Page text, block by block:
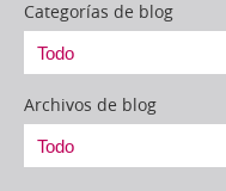
Categorías de blog
Archivos de blog